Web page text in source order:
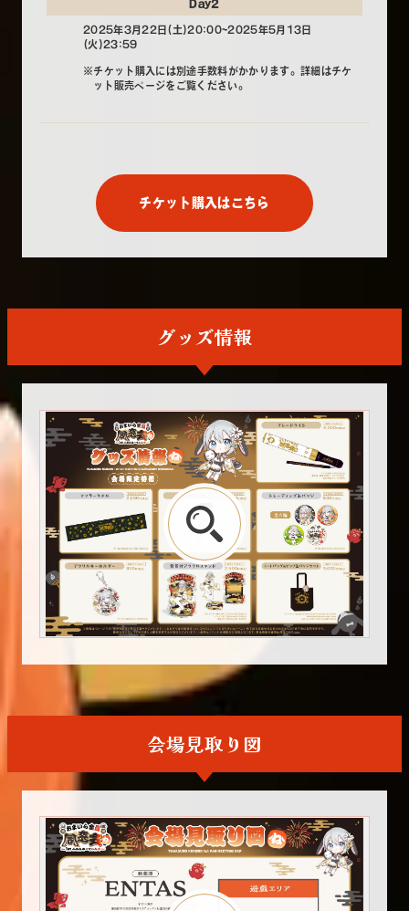
Day2
2025年3月22日(土)20:00~2025年5月13日
(火)23:59
※チケット購入には別途手数料がかかります。詳細はチケ
ット販売ページをご覧ください。
チケット購入はこちら
グッズ情報
会場見取り図